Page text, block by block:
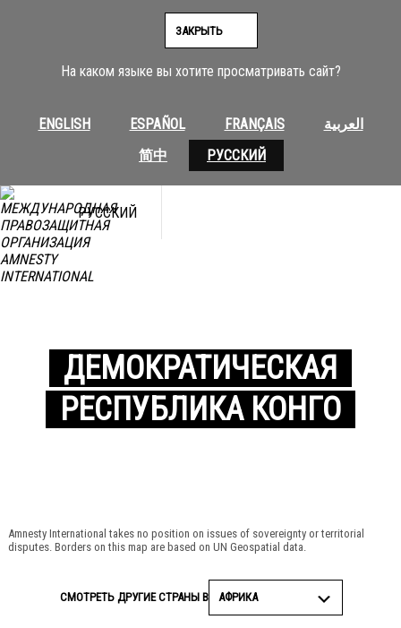
На каком языке вы хотите просматривать сайт?
ENGLISH ESPAÑOL FRANÇAIS
العربية
简中
РУССКИЙ
ЗАКРЫТЬ
РУССКИЙ
ДЕМОКРАТИЧЕСКАЯ
РЕСПУБЛИКА КОНГО
Amnesty International takes no position on issues of sovereignty or territorial
disputes. Borders on this map are based on UN Geospatial data.
СМОТРЕТЬ ДРУГИЕ СТРАНЫ В АФРИКА